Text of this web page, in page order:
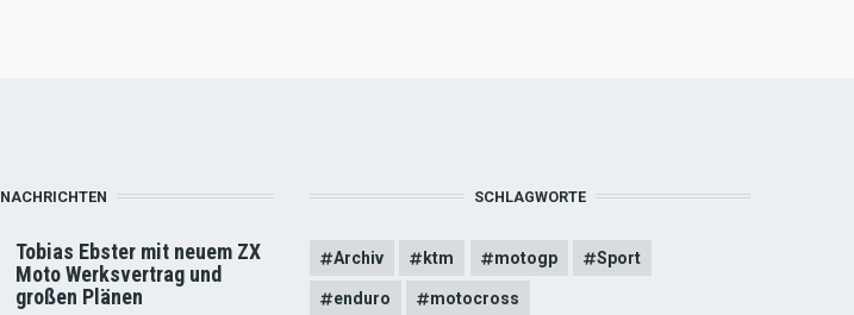
NACHRICHTEN
Tobias Ebster mit neuem ZX
Moto Werksvertrag und
großen Plänen
SCHLAGWORTE
Archiv ktm motogp Sport
enduro motocross